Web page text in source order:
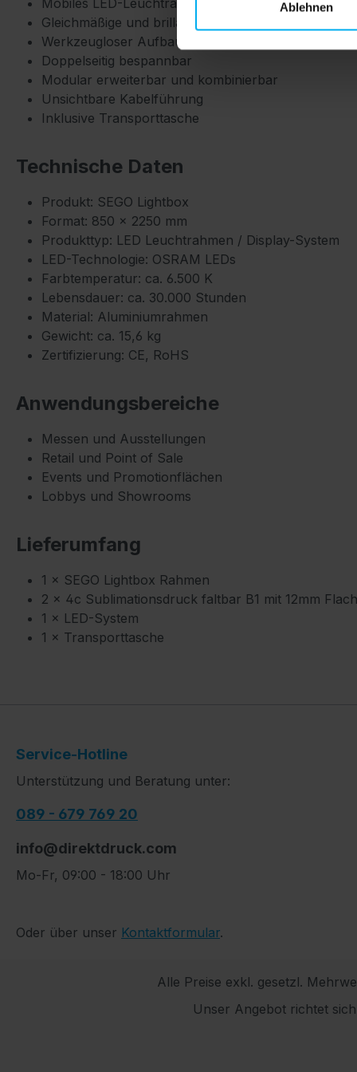
Ablehnen
Mobiles LED-Leuchtrahmensystem
Gleichmäßige und brillante LED-Ausleuchtung
Werkzeugloser Aufbau in wenigen Minuten
Doppelseitig bespannbar
Modular erweiterbar und kombinierbar
Unsichtbare Kabelführung
Inklusive Transporttasche
Technische Daten
Produkt: SEGO Lightbox
Format: 850 × 2250 mm
Produkttyp: LED Leuchtrahmen / Display-System
LED-Technologie: OSRAM LEDs
Farbtemperatur: ca. 6.500 K
Lebensdauer: ca. 30.000 Stunden
Material: Aluminiumrahmen
Gewicht: ca. 15,6 kg
Zertifizierung: CE, RoHS
Anwendungsbereiche
Messen und Ausstellungen
Retail und Point of Sale
Events und Promotionflächen
Lobbys und Showrooms
Lieferumfang
1 × SEGO Lightbox Rahmen
2 × 4c Sublimationsdruck faltbar B1 mit 12mm
1 × LED-System
1 × Transporttasche
Service-Hotline
Unterstützung und Beratung unter:
089 - 679 769 20
info@direktdruck.com
Mo-Fr, 09:00 - 18:00 Uhr
Oder über unser Kontaktformular.
Alle Preise exkl. gesetzl.
Unser Angebot richtet